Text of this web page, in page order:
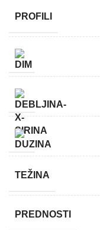
PROFILI
TEŽINA
PREDNOSTI